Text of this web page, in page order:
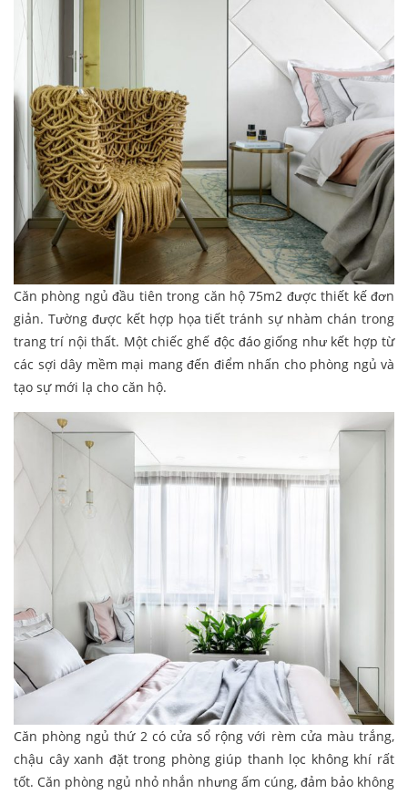
Căn phòng ngủ đầu tiên trong căn hộ 75m2 được thiết kế đơn
giản. Tường được kết hợp họa tiết tránh sự nhàm chán trong
trang trí nội thất. Một chiếc ghế độc đáo giống như kết hợp từ
các sợi dây mềm mại mang đến điểm nhấn cho phòng ngủ và
tạo sự mới lạ cho căn hộ.
Căn phòng ngủ thứ 2 có cửa sổ rộng với rèm cửa màu trắng,
chậu cây xanh đặt trong phòng giúp thanh lọc không khí rất
tốt. Căn phòng ngủ nhỏ nhắn nhưng ấm cúng, đảm bảo không